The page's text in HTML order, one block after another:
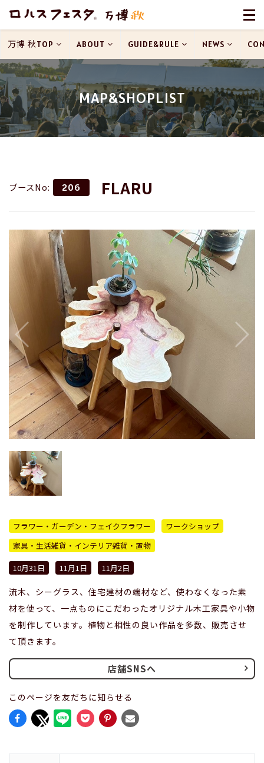
MAP&SHOPLIST
万博 秋TOP ABOUT GUIDE&RULE NEWS
ブースNo: 206 FLARU
フラワー・ガーデン・フェイクフラワー
ワークショップ
家具・生活雑貨・インテリア雑貨・置物
10月31日
11月1日 11月2日
流木、シーグラス、住宅建材の端材など、使わなくなった素
材を使って、一点ものにこだわったオリジナル木工家具や小物
を制作しています。植物と相性の良い作品を多数、販売させ
て頂きます。
店舗SNSへ
このページを友だちに知らせる